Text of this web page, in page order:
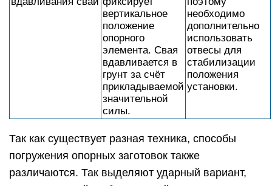
вертикальное
положение
опорного
элемента. Свая
вдавливается в
грунт за счёт
прикладываемой
значительной
силы.
необходимо
дополнительно
использовать
отвесы для
стабилизации
положения
установки.
Так как существует разная техника, способы
погружения опорных заготовок также
различаются. Так выделяют ударный вариант,